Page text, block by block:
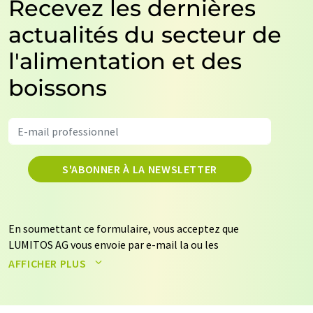
Recevez les dernières
actualités du secteur de
l'alimentation et des
boissons
S'ABONNER À LA NEWSLETTER
En soumettant ce formulaire, vous acceptez que
LUMITOS AG vous envoie par e-mail la ou les
newsletters sélectionnées ci-dessus. Vos données ne
protection des données. LUMITOS peut vous contacter
AFFICHER PLUS